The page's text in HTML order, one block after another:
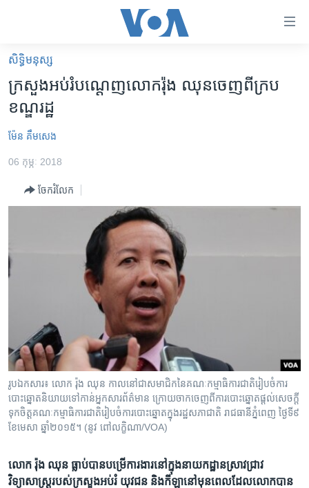
គេហទំព័រ​
ទាក់ទង
រំលង​
និង​
ចូល​
ទំព័រ​
ចូល​
ទៅ​
រំលង​
និង​
ទៅ​
កាន់​
ទំព័រ​
រក
អន្តរជាតិ
ហេឡូវីអូអេ
កម្ពុជាច្នៃប្រតិដ្ឋ
Khmer English
បណ្តាញ​សង្គម
ភាសា
សិទ្ធិ​មនុស្ស
ក្រសួង​អប់រំ​បណ្តេញ​លោក​រ៉ុង ឈុន​ចេញ​ពី​ក្រប
ខណ្ឌ​រដ្ឋ
ម៉ែន គឹមសេង
06 កុម្ភៈ 2018
ចែករំលែក
រូប​ឯកសារ៖ លោក​ រ៉ុង ឈុន កាល​នៅ​ជា​​សមាជិក​នៃ​គណៈកម្មាធិការ​ជាតិ​រៀបចំ​ការ
បោះឆ្នោត​និយាយ​ទៅ​កាន់​អ្នក​សារព័ត៌មាន​ ក្រោយ​​ចាកចេញ​ពី​​ការបោះ​ឆ្នោត​ផ្តល់​សេចក្តី​
ទុក​ចិត្ត​គណៈកម្មាធិការ​ជាតិ​រៀបចំ​ការបោះឆ្នោតក្នុង​រដ្ឋសភា​ជាតិ​ ​រាជធានី​ភ្នំពេញ​ ថ្ងៃ​ទី​៩​
ខែ​មេសា​ ឆ្នាំ​២០១៥។​​ (នូវ​ ពៅ​លក្ខិណា/VOA)
លោក រ៉ុង ឈុន​ ធ្លាប់​បាន​បម្រើ​ការងារ​នៅ​ក្នុង​នាយកដ្ឋាន​ស្រាវជ្រាវ​
វិទ្យាសាស្រ្ត​របស់​ក្រសួង​អប់រំ​ យុវជន​ និង​កីឡា​នៅ​មុន​ពេល​ដែល​លោក​បាន​